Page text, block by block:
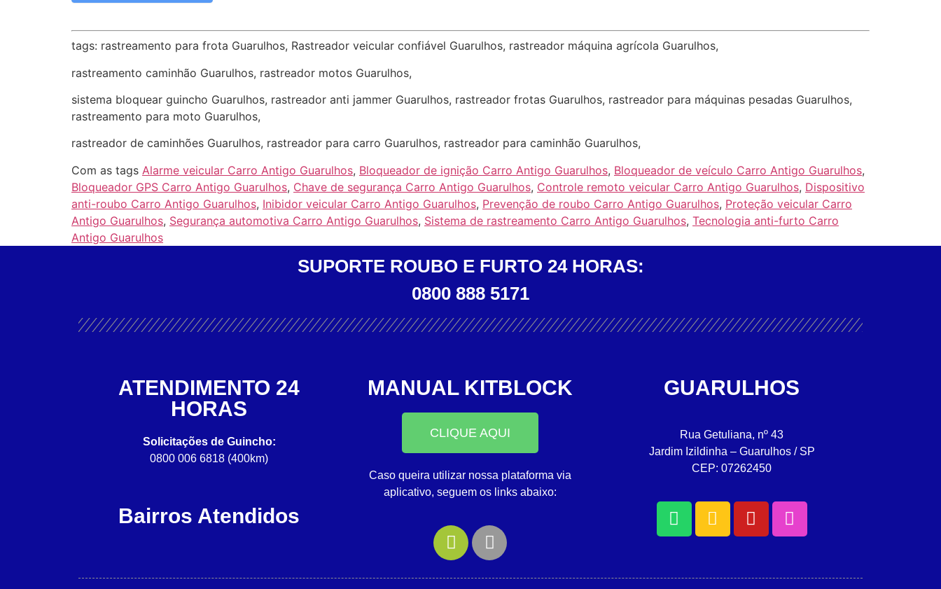
tags: rastreamento para frota Guarulhos, Rastreador veicular confiável Guarulhos, rastreador máquina agrícola Guarulhos,
rastreamento caminhão Guarulhos, rastreador motos Guarulhos,
sistema bloquear guincho Guarulhos, rastreador anti jammer Guarulhos, rastreador frotas Guarulhos, rastreador para máquinas pesadas Guarulhos,
rastreamento para moto Guarulhos,
rastreador de caminhões Guarulhos, rastreador para carro Guarulhos, rastreador para caminhão Guarulhos,
Com as tags Alarme veicular Carro Antigo Guarulhos, Bloqueador de ignição Carro Antigo Guarulhos, Bloqueador de veículo Carro Antigo Guarulhos,
Bloqueador GPS Carro Antigo Guarulhos, Chave de segurança Carro Antigo Guarulhos, Controle remoto veicular Carro Antigo Guarulhos, Dispositivo
anti-roubo Carro Antigo Guarulhos, Inibidor veicular Carro Antigo Guarulhos, Prevenção de roubo Carro Antigo Guarulhos, Proteção veicular Carro
Antigo Guarulhos, Segurança automotiva Carro Antigo Guarulhos, Sistema de rastreamento Carro Antigo Guarulhos, Tecnologia anti-furto Carro
Antigo Guarulhos
SUPORTE ROUBO E FURTO 24 HORAS:
0800 888 5171
ATENDIMENTO 24
HORAS
Solicitações de Guincho:
0800 006 6818 (400km)
Bairros Atendidos
MANUAL KITBLOCK
CLIQUE AQUI
Caso queira utilizar nossa plataforma via
aplicativo, seguem os links abaixo:
GUARULHOS
Rua Getuliana, nº 43
Jardim Izildinha – Guarulhos / SP
CEP: 07262450